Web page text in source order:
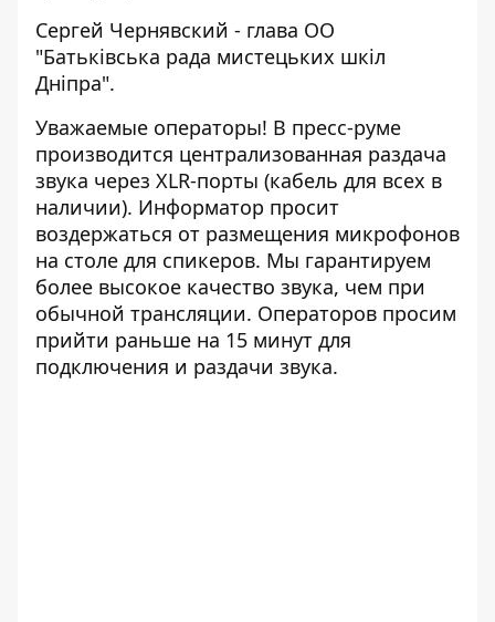
Сергей Чернявский - глава ОО
"Батьківська рада мистецьких шкіл
Дніпра".
Уважаемые операторы! В пресс-руме
производится централизованная раздача
звука через XLR-порты (кабель для всех в
наличии). Информатор просит
воздержаться от размещения микрофонов
на столе для спикеров. Мы гарантируем
более высокое качество звука, чем при
обычной трансляции. Операторов просим
прийти раньше на 15 минут для
подключения и раздачи звука.